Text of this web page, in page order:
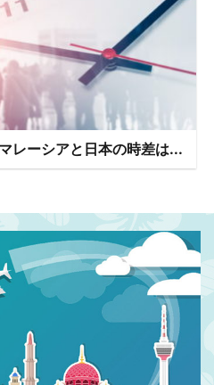
レーシアと日本の時差は...